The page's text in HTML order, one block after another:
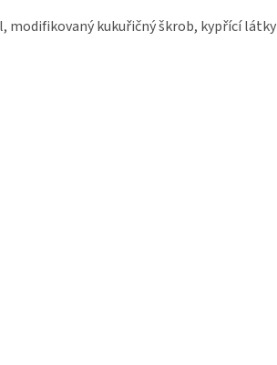
modifikovaný kukuřičný škrob, kypřící látky